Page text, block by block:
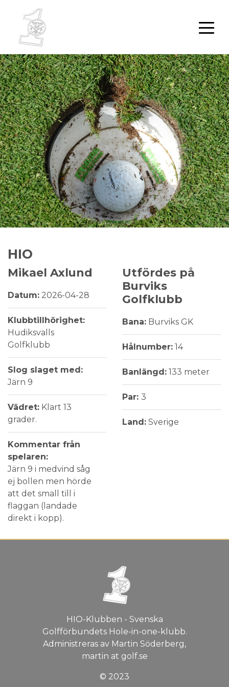
HIO
Mikael Axlund
Datum: 2026-04-28
Klubbtillhörighet:
Hudiksvalls
Golfklubb
Slog slaget med:
Järn 9
Vädret: Klart 13
grader.
Kommentar från
spelaren:
Järn 9 i medvind såg
ej bollen men hörde
att det small till i
flaggan (landade
direkt i kopp).
Utfördes på
Burviks
Golfklubb
Bana: Burviks GK
Hålnumber: 14
Banlängd: 133 meter
Par: 3
Land: Sverige
HIO-Klubben - Svenska
Golfförbundets Hole-in-one-klubb.
Administreras av Martin Söderberg,
martin at golf.se
© 2023